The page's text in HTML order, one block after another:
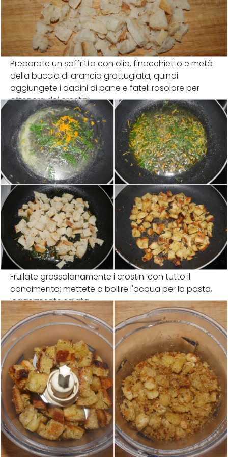
Preparate un soffritto con olio, finocchietto e metà
della buccia di arancia grattugiata, quindi
aggiungete i dadini di pane e fateli rosolare per
ottenere dei crostini.
Frullate grossolanamente i crostini con tutto il
condimento; mettete a bollire l'acqua per la pasta,
leggermente salata.